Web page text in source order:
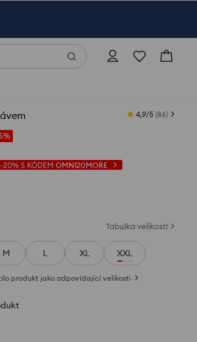
4,9/5 (86)
-20% S KÓDEM OMNI20MORE
Tabulka velikostí
M L XL XXL
produkt jako odpovídající velikosti